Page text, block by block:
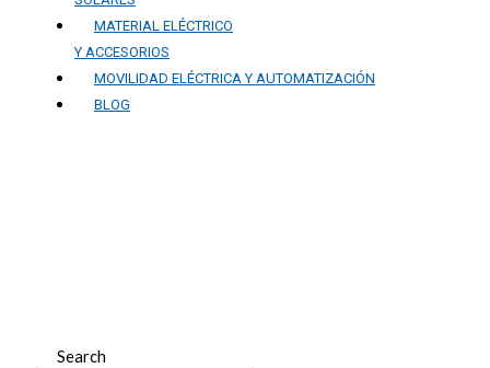
MATERIAL ELÉCTRICO
Y ACCESORIOS
MOVILIDAD ELÉCTRICA Y AUTOMATIZACIÓN
BLOG
Search